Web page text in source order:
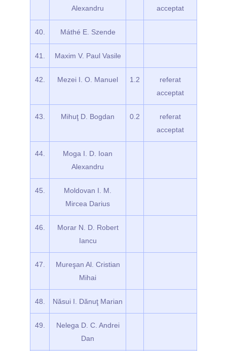
Alexandru
acceptat
40. Máthé E. Szende
41. Maxim V. Paul Vasile
42. Mezei I. O. Manuel 1.2
referat
acceptat
43. Mihuţ D. Bogdan 0.2
referat
acceptat
44.
Moga I. D. Ioan
Alexandru
45.
Moldovan I. M.
Mircea Darius
46.
Morar N. D. Robert
Iancu
47.
Mureşan Al. Cristian
Mihai
48. Năsui I. Dănuţ Marian
49.
Nelega D. C. Andrei
Dan